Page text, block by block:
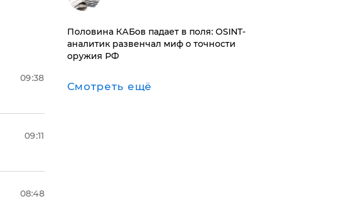
09:38
09:11
08:48
​Половина КАБов падает в поля: OSINT-
аналитик развенчал миф о точности
оружия РФ
Смотреть ещё